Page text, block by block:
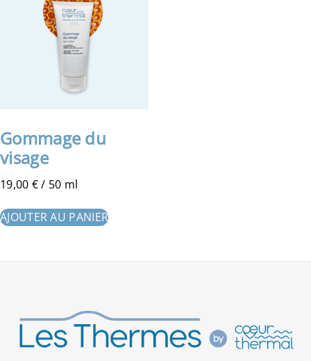
Gommage du
visage
19,00 €/ 50 ml
AJOUTER AU PANIER